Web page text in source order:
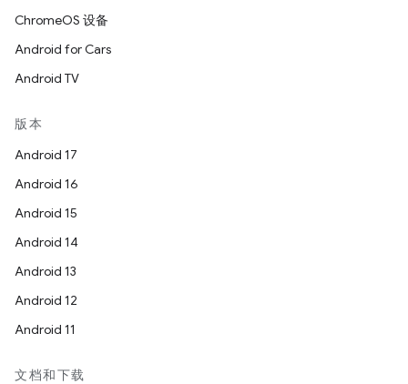
ChromeOS 设备
Android for Cars
Android TV
版本
Android 17
Android 16
Android 15
Android 14
Android 13
Android 12
Android 11
文档和下载